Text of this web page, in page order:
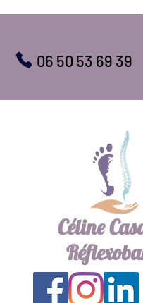
06 50 53 69 39
Céline